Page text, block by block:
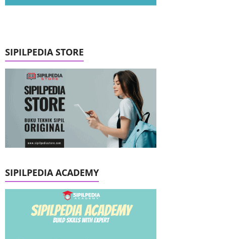
SIPILPEDIA STORE
SIPILPEDIA ACADEMY